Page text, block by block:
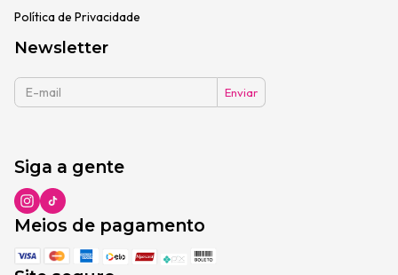
Política de Privacidade
Newsletter
Siga a gente
Meios de pagamento